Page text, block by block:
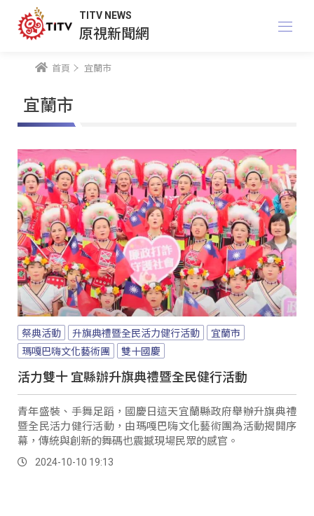
TITV NEWS
原視新聞網
首頁 宜蘭市
宜蘭市
祭典活動 升旗典禮暨全民活力健行活動
宜蘭市
瑪嘎巴嗨文化藝術團
雙十國慶
活力雙十 宜縣辦升旗典禮暨全民健行活動
青年盛裝、手舞足蹈，國慶日這天宜蘭縣政府舉辦升旗典禮
暨全民活力健行活動，由瑪嘎巴嗨文化藝術團為活動揭開序
幕，傳統與創新的舞碼也震撼現場民眾的感官。
2024-10-10 19:13